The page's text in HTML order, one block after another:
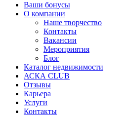
Ваши бонусы
О компании
Наше творчество
Контакты
Вакансии
Мероприятия
Блог
Каталог недвижимости
АСКА CLUB
Отзывы
Карьера
Услуги
Контакты